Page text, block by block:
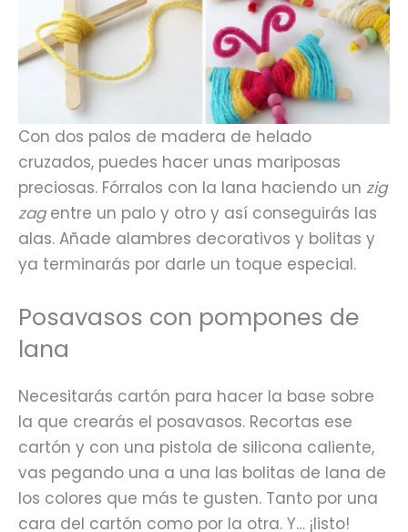
Con dos palos de madera de helado
cruzados, puedes hacer unas mariposas
preciosas. Fórralos con la lana haciendo un zig
zagentre un palo y otro y así conseguirás las
alas. Añade alambres decorativos y bolitas y
ya terminarás por darle un toque especial.
Posavasos con pompones de
lana
Necesitarás cartón para hacer la base sobre
la que crearás el posavasos. Recortas ese
cartón y con una pistola de silicona caliente,
vas pegando una a una las bolitas de lana de
los colores que más te gusten. Tanto por una
cara del cartón como por la otra. Y… ¡listo!